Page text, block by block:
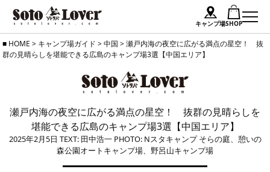
キャンプ場SHOP
Skip
to
HOME > キャンプ場ガイド >中国 >瀬戸内海の夜空に広がる満点の星空！ 抜
群の見晴らしを堪能できる広島のキャンプ場3選【中国エリア】
瀬戸内海の夜空に広がる満点の星空！ 抜群の見晴らしを
堪能できる広島のキャンプ場3選【中国エリア】
2025年2月5日 TEXT: 田中浩一 PHOTO: Nスタキャンプ そらの庭、憩いの
森公園オートキャンプ場、野呂山キャンプ場